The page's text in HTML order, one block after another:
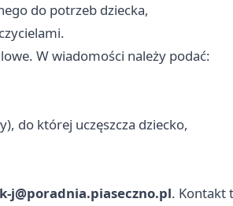
do potrzeb dziecka,
W wiadomości należy podać:
do której uczęszcza dziecko,
k-j@poradnia.piaseczno.pl. Kontakt